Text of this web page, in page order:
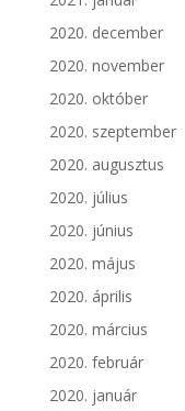
2020. december
2020. november
2020. október
2020. szeptember
2020. augusztus
2020. július
2020. június
2020. május
2020. április
2020. március
2020. február
2020. január